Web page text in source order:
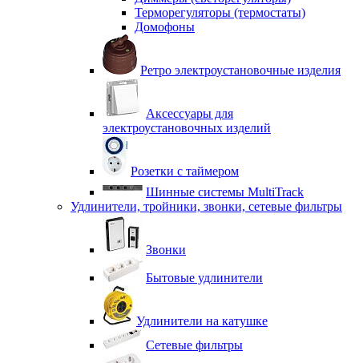
Терморегуляторы (термостаты)
Домофоны
Ретро электроустановочные изделия
Аксессуары для
электроустановочных изделий
Розетки с таймером
Шинные системы MultiTrack
Удлинители, тройники, звонки, сетевые фильтры
Звонки
Бытовые удлинители
Удлинители на катушке
Сетевые фильтры